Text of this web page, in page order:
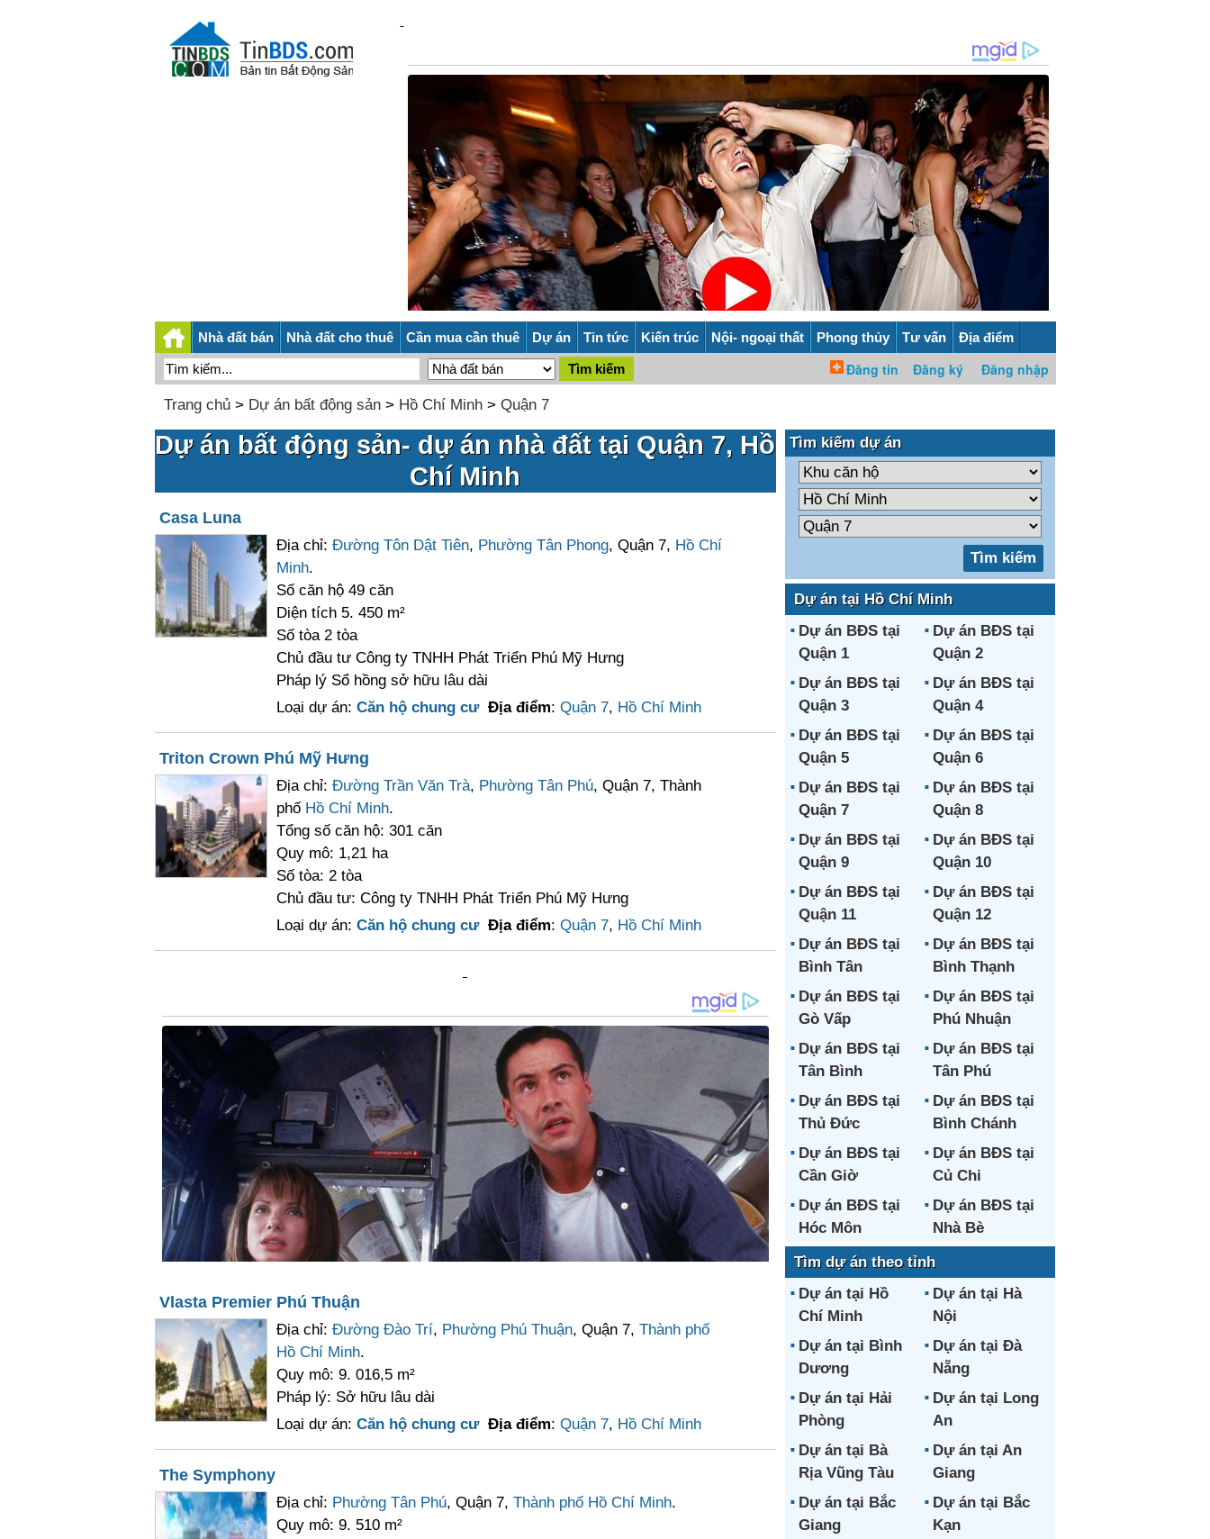
Nhà đất bán Nhà đất cho thuê Cần mua cần thuê Dự án Tin tức Kiến trúc Nội- ngoại thất Phong thủy Tư vấn Địa điểm
Trang chủ> Dự án bất động sản> Hồ Chí Minh> Quận 7
Dự án bất động sản- dự án nhà đất tại Quận 7, Hồ
Chí Minh
Casa Luna
Địa chỉ: Đường Tôn Dật Tiên, Phường Tân Phong, Quận 7, Hồ Chí
Minh.
Số căn hộ 49 căn
Diện tích 5. 450 m²
Số tòa 2 tòa
Chủ đầu tư Công ty TNHH Phát Triển Phú Mỹ Hưng
Pháp lý Sổ hồng sở hữu lâu dài
Loại dự án: Căn hộ chung cư Địa điểm: Quận 7, Hồ Chí Minh
Triton Crown Phú Mỹ Hưng
Địa chỉ: Đường Trần Văn Trà, Phường Tân Phú, Quận 7, Thành
phố Hồ Chí Minh.
Tổng số căn hộ: 301 căn
Quy mô: 1,21 ha
Số tòa: 2 tòa
Chủ đầu tư: Công ty TNHH Phát Triển Phú Mỹ Hưng
Loại dự án: Căn hộ chung cư Địa điểm: Quận 7, Hồ Chí Minh
Vlasta Premier Phú Thuận
Địa chỉ: Đường Đào Trí, Phường Phú Thuận, Quận 7, Thành phố
Hồ Chí Minh.
Quy mô: 9. 016,5 m²
Pháp lý: Sở hữu lâu dài
Loại dự án: Căn hộ chung cư Địa điểm: Quận 7, Hồ Chí Minh
The Symphony
Địa chỉ: Phường Tân Phú, Quận 7, Thành phố Hồ Chí Minh.
Quy mô: 9. 510 m²
Tìm kiếm dự án
Dự án tại Hồ Chí Minh
Dự án BĐS tại
Quận 1
Dự án BĐS tại
Quận 2
Dự án BĐS tại
Quận 3
Dự án BĐS tại
Quận 4
Dự án BĐS tại
Quận 5
Dự án BĐS tại
Quận 6
Dự án BĐS tại
Quận 7
Dự án BĐS tại
Quận 8
Dự án BĐS tại
Quận 9
Dự án BĐS tại
Quận 10
Dự án BĐS tại
Quận 11
Dự án BĐS tại
Quận 12
Dự án BĐS tại
Bình Tân
Dự án BĐS tại
Bình Thạnh
Dự án BĐS tại
Gò Vấp
Dự án BĐS tại
Phú Nhuận
Dự án BĐS tại
Tân Bình
Dự án BĐS tại
Tân Phú
Dự án BĐS tại
Thủ Đức
Dự án BĐS tại
Bình Chánh
Dự án BĐS tại
Cần Giờ
Dự án BĐS tại
Củ Chi
Dự án BĐS tại
Hóc Môn
Dự án BĐS tại
Nhà Bè
Tìm dự án theo tỉnh
Dự án tại Hồ
Chí Minh
Dự án tại Hà
Nội
Dự án tại Bình
Dương
Dự án tại Đà
Nẵng
Dự án tại Hải
Phòng
Dự án tại Long
An
Dự án tại Bà
Rịa Vũng Tàu
Dự án tại An
Giang
Dự án tại Bắc
Giang
Dự án tại Bắc
Kạn